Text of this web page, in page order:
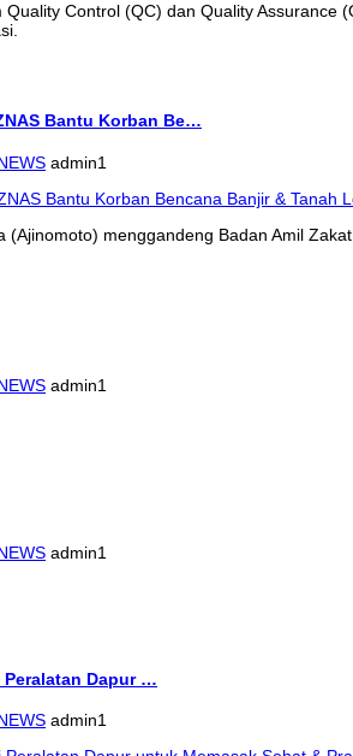
Control (QC) dan Quality
Bantu Korban Be…
admin1
(Ajinomoto) menggandeng Badan Amil
admin1
admin1
Dapur …
admin1